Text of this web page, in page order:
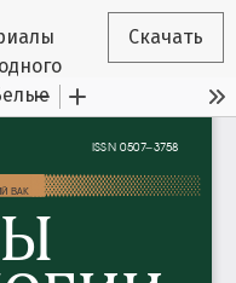
статье Скачать